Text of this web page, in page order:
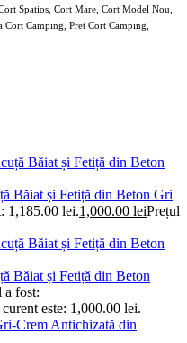
Spatios, Cort Mare, Cort Model Nou,
Cort Camping, Pret Cort Camping,
Băiat și Fetiță din Beton Gri
1,185.00 lei.1,000.00 leiPrețul
Băiat și Fetiță din Beton
a fost:
este: 1,000.00 lei.